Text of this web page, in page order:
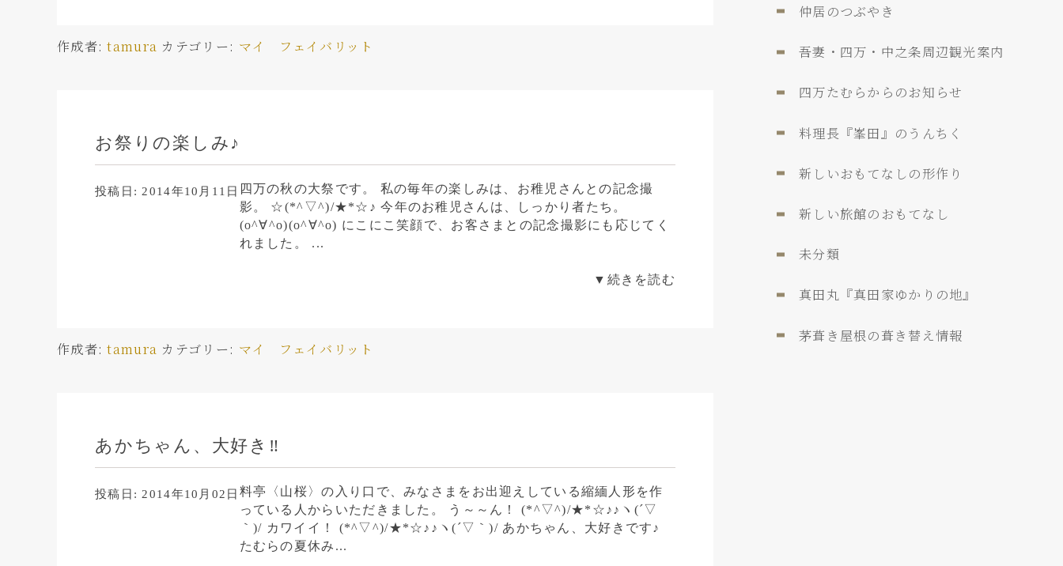
作成者:tamura カテゴリー: マイ フェイバリット
お祭りの楽しみ♪
投稿日: 2014年10月11日 四万の秋の大祭です。 私の毎年の楽しみは、お稚児さんとの記念撮
影。 ☆(*^▽^)/★*☆♪ 今年のお稚児さんは、しっかり者たち。
(o^∀^o)(o^∀^o) にこにこ笑顔で、お客さまとの記念撮影にも応じてく
れました。 ...
▼続きを読む
作成者:tamura カテゴリー: マイ フェイバリット
あかちゃん、大好き‼
投稿日: 2014年10月02日 料亭〈山桜〉の入り口で、みなさまをお出迎えしている縮緬人形を作
っている人からいただきました。 う～～ん！ (*^▽^)/★*☆♪♪ヽ(´▽
｀)/ カワイイ！ (*^▽^)/★*☆♪♪ヽ(´▽｀)/ あかちゃん、大好きです♪
たむらの夏休み...
仲居のつぶやき
吾妻・四万・中之条周辺観光案内
四万たむらからのお知らせ
料理長『峯田』のうんちく
新しいおもてなしの形作り
新しい旅館のおもてなし
未分類
真田丸『真田家ゆかりの地』
茅葺き屋根の葺き替え情報